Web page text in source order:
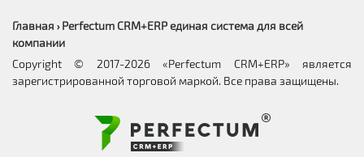
Главная › Perfectum CRM+ERP единая система для всей
компании
Copyright © 2017-2026 «Perfectum CRM+ERP» является
зарегистрированной торговой маркой. Все права защищены.